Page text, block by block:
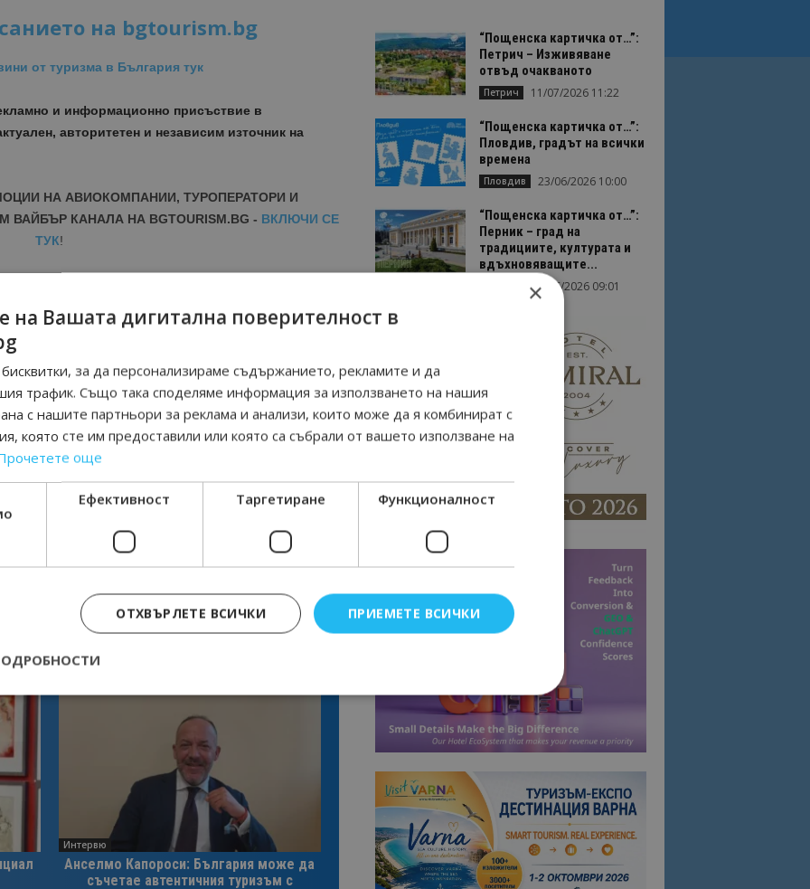
на bgtourism.bg
от туризма в България тук
и информационно присъствие в
авторитетен и независим източник на
НА АВИОКОМПАНИИ, ТУРОПЕРАТОРИ И
КАНАЛА НА BGTOURISM.BG - ВКЛЮЧИ СЕ
ТУК!
Интервю
Анселмо Капороси: България може да
съчетае автентичния туризъм с
“Пощенска картичка от…”:
Петрич – Изживяване
отвъд очакваното
Петрич 11/07/2026 11:22
“Пощенска картичка от…”:
Пловдив, градът на всички
времена
Пловдив 23/06/2026 10:00
“Пощенска картичка от…”:
Перник – град на
традициите, културата и
вдъхновяващите...
17/06/2026 09:01
×
на Вашата дигитална поверителност в
за да персонализираме съдържанието, рекламите и да
трафик. Също така споделяме информация за използването на нашия
с нашите партньори за реклама и анализи, които може да я комбинират с
която сте им предоставили или която са събрали от вашето използване на
още
Ефективност Таргетиране Функционалност
ПРИЕМЕТЕ ВСИЧКИ
ОТХВЪРЛЕТЕ ВСИЧКИ
Ефективност Функционалност
бисквитки позволяват основната функционалност на уебсайта, като потребителско влизане и
Уебсайтът не може да се използва правилно без строго необходими бисквитки.
Валиден
до
Описание
lisandraramos.com
bgtourism.bg
7 дни
Тази бисквитка се използва, за да запомните съгласието
на потребителя за използването на бисквитки на сайта.